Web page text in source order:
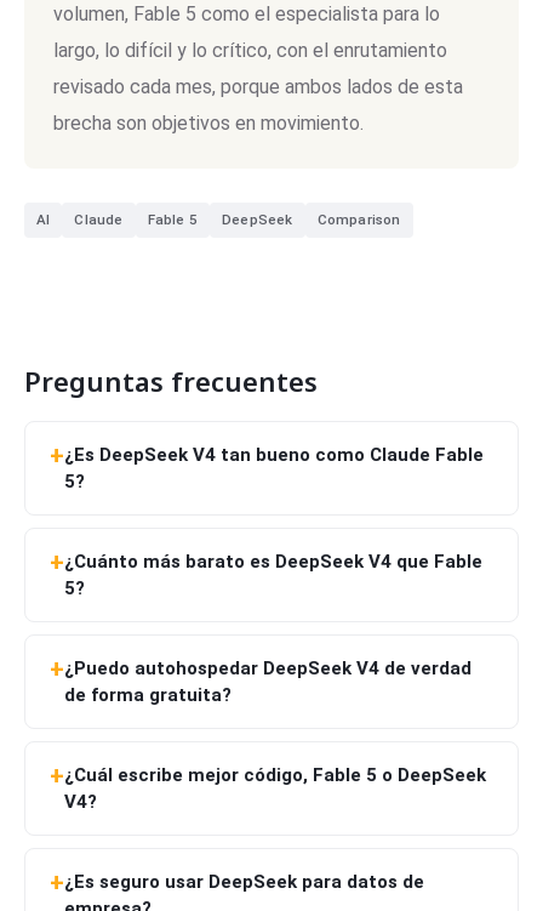
volumen, Fable 5 como el especialista para lo
largo, lo difícil y lo crítico, con el enrutamiento
revisado cada mes, porque ambos lados de esta
brecha son objetivos en movimiento.
AI Claude Fable 5 DeepSeek Comparison
Preguntas frecuentes
¿Es DeepSeek V4 tan bueno como Claude Fable
5?
¿Cuánto más barato es DeepSeek V4 que Fable
5?
¿Puedo autohospedar DeepSeek V4 de verdad
de forma gratuita?
¿Cuál escribe mejor código, Fable 5 o DeepSeek
V4?
¿Es seguro usar DeepSeek para datos de